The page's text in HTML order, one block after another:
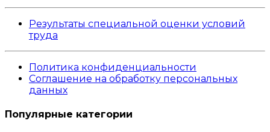
Результаты специальной оценки условий
труда
Политика конфиденциальности
Соглашение на обработку персональных
данных
Популярные категории